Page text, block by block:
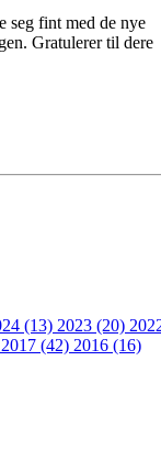
seg fint med de nye
Gratulerer til dere
(13) 2023 (20)
2017 (42) 2016 (16)